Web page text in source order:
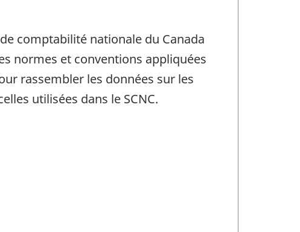
comptabilité nationale du Canada
normes et conventions appliquées
rassembler les données sur les
utilisées dans le SCNC.